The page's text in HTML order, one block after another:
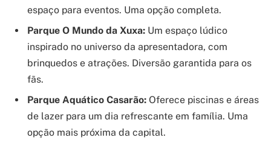
espaço para eventos. Uma opção completa.
Parque O Mundo da Xuxa: Um espaço lúdico
inspirado no universo da apresentadora, com
brinquedos e atrações. Diversão garantida para os
fãs.
Parque Aquático Casarão: Oferece piscinas e áreas
de lazer para um dia refrescante em família. Uma
opção mais próxima da capital.